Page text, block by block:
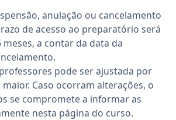
anulação ou cancelamento
de acesso ao preparatório será
a contar da data da
pode ser ajustada por
Caso ocorram alterações, o
se compromete a informar as
nesta página do curso.